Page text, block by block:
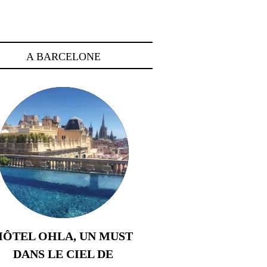
A BARCELONE
OHLA, UN MUST
DANS LE CIEL DE